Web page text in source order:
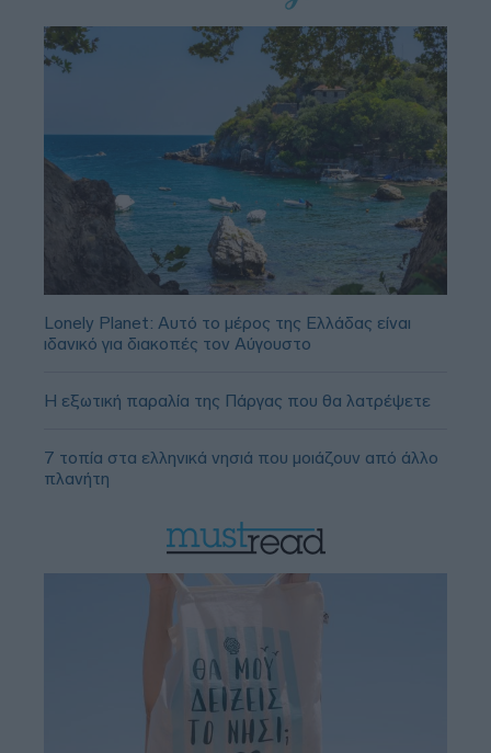
Lonely Planet: Αυτό το μέρος της Ελλάδας είναι
ιδανικό για διακοπές τον Αύγουστο
Η εξωτική παραλία της Πάργας που θα λατρέψετε
7 τοπία στα ελληνικά νησιά που μοιάζουν από άλλο
πλανήτη